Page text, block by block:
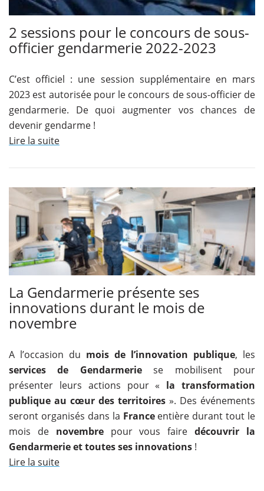
2 sessions pour le concours de sous-
officier gendarmerie 2022-2023
C’est officiel : une session supplémentaire en mars
2023 est autorisée pour le concours de sous-officier de
gendarmerie. De quoi augmenter vos chances de
devenir gendarme !
Lire la suite
La Gendarmerie présente ses
innovations durant le mois de
novembre
A l’occasion du mois de l’innovation publique, les
services de Gendarmeriese mobilisent pour
présenter leurs actions pour « la transformation
publique au cœur des territoires ». Des événements
seront organisés dans la Franceentière durant tout le
mois de novembrepour vous fairedécouvrir la
Gendarmerie et toutes ses innovations !
Lire la suite